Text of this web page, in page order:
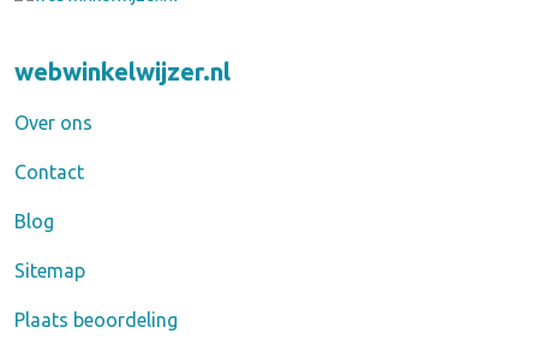
webwinkelwijzer.nl
Over ons
Contact
Blog
Sitemap
Plaats beoordeling